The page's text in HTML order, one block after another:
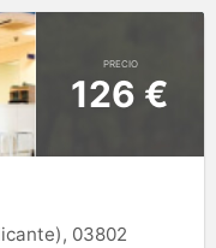
PRECIO
126 €
03802